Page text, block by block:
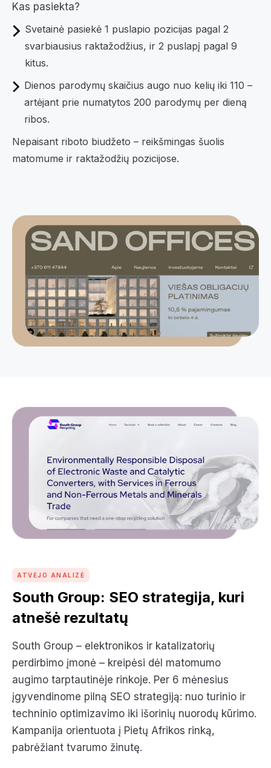
Kas pasiekta?
Svetainė pasiekė 1 puslapio pozicijas pagal 2
svarbiausius raktažodžius, ir 2 puslapį pagal 9
kitus.
Dienos parodymų skaičius augo nuo kelių iki 110 –
artėjant prie numatytos 200 parodymų per dieną
ribos.
Nepaisant riboto biudžeto – reikšmingas šuolis
matomume ir raktažodžių pozicijose.
ATVĖJO ANALIZĖ
South Group: SEO strategija, kuri
atnešė rezultatų
South Group – elektronikos ir katalizatorių
perdirbimo įmonė – kreipėsi dėl matomumo
augimo tarptautinėje rinkoje. Per 6 mėnesius
įgyvendinome pilną SEO strategiją: nuo turinio ir
techninio optimizavimo iki išorinių nuorodų kūrimo.
Kampanija orientuota į Pietų Afrikos rinką,
pabrėžiant tvarumo žinutę.